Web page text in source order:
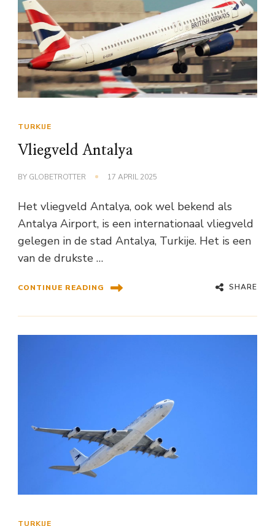
TURKIJE
Vliegveld Antalya
BY GLOBETROTTER 17 APRIL 2025
Het vliegveld Antalya, ook wel bekend als
Antalya Airport, is een internationaal vliegveld
gelegen in de stad Antalya, Turkije. Het is een
van de drukste …
CONTINUE READING SHARE
TURKIJE